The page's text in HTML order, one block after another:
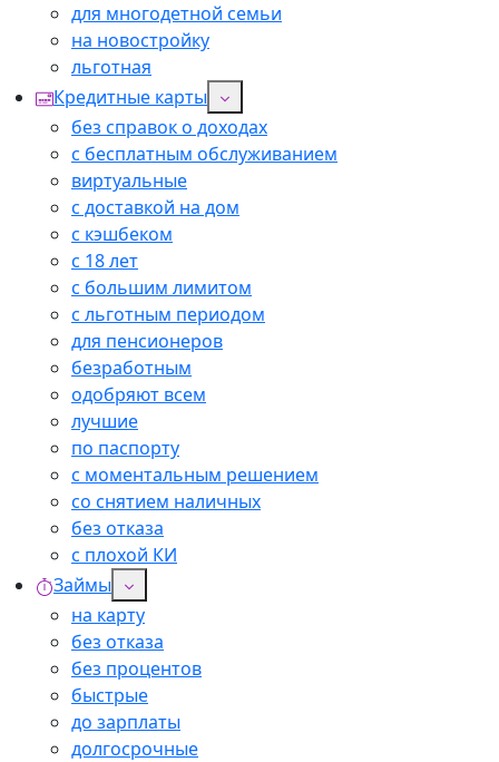
для многодетной семьи
на новостройку
льготная
Кредитные карты
без справок о доходах
с бесплатным обслуживанием
виртуальные
с доставкой на дом
с кэшбеком
с 18 лет
с большим лимитом
с льготным периодом
для пенсионеров
безработным
одобряют всем
лучшие
по паспорту
с моментальным решением
со снятием наличных
без отказа
с плохой КИ
Займы
на карту
без отказа
без процентов
быстрые
до зарплаты
долгосрочные